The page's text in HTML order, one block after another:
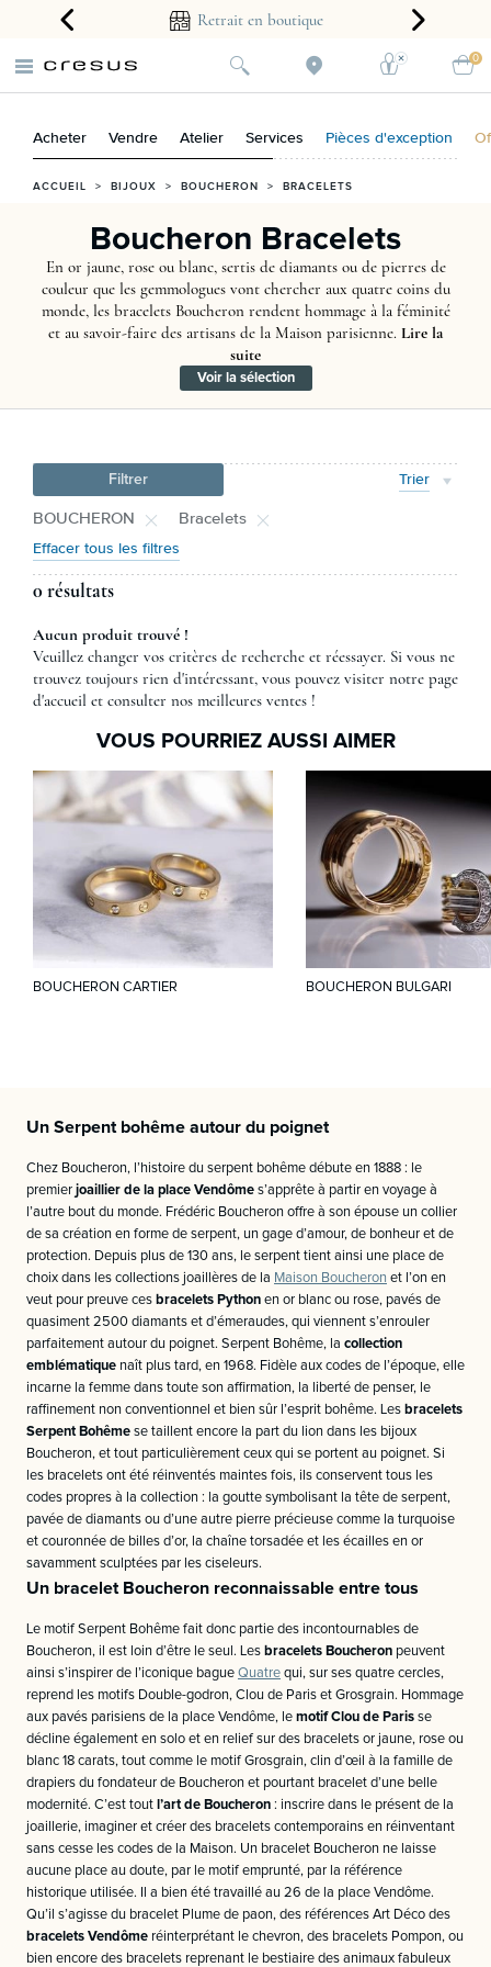
2 ans Retrait en boutique
0
Acheter Vendre Atelier Services Pièces d'exception
ACCUEIL > BIJOUX > BOUCHERON > BRACELETS
Boucheron Bracelets
En or jaune, rose ou blanc, sertis de diamants ou de pierres de
couleur que les gemmologues vont chercher aux quatre coins du
monde, les bracelets Boucheron rendent hommage à la féminité
et au savoir-faire des artisans de la Maison parisienne. Lire la
suite
Voir la sélection
Filtrer Trier
BOUCHERON Bracelets
Effacer tous les filtres
0 résultats
Aucun produit trouvé !
Veuillez changer vos critères de recherche et réessayer. Si vous ne
trouvez toujours rien d'intéressant, vous pouvez visiter notre page
d'accueil et consulter nos meilleures ventes !
VOUS POURRIEZ AUSSI AIMER
BOUCHERON CARTIER BOUCHERON BULGARI
Un Serpent bohême autour du poignet
Chez Boucheron, l’histoire du serpent bohême débute en 1888 : le
premier joaillier de la place Vendôme s’apprête à partir en voyage à
l’autre bout du monde. Frédéric Boucheron offre à son épouse un collier
de sa création en forme de serpent, un gage d’amour, de bonheur et de
protection. Depuis plus de 130 ans, le serpent tient ainsi une place de
choix dans les collections joaillères de la Maison Boucheron et l’on en
veut pour preuve ces bracelets Python en or blanc ou rose, pavés de
quasiment 2500 diamants et d’émeraudes, qui viennent s’enrouler
parfaitement autour du poignet. Serpent Bohême, la collection
emblématique naît plus tard, en 1968. Fidèle aux codes de l’époque, elle
incarne la femme dans toute son affirmation, la liberté de penser, le
raffinement non conventionnel et bien sûr l’esprit bohême. Les bracelets
Serpent Bohême se taillent encore la part du lion dans les bijoux
Boucheron, et tout particulièrement ceux qui se portent au poignet. Si
les bracelets ont été réinventés maintes fois, ils conservent tous les
codes propres à la collection : la goutte symbolisant la tête de serpent,
pavée de diamants ou d’une autre pierre précieuse comme la turquoise
et couronnée de billes d’or, la chaîne torsadée et les écailles en or
savamment sculptées par les ciseleurs.
Un bracelet Boucheron reconnaissable entre tous
Le motif Serpent Bohême fait donc partie des incontournables de
Boucheron, il est loin d’être le seul. Les bracelets Boucheron peuvent
ainsi s’inspirer de l’iconique bague Quatre qui, sur ses quatre cercles,
reprend les motifs Double-godron, Clou de Paris et Grosgrain. Hommage
aux pavés parisiens de la place Vendôme, le motif Clou de Paris se
décline également en solo et en relief sur des bracelets or jaune, rose ou
blanc 18 carats, tout comme le motif Grosgrain, clin d’œil à la famille de
drapiers du fondateur de Boucheron et pourtant bracelet d’une belle
modernité. C’est tout l’art de Boucheron : inscrire dans le présent de la
joaillerie, imaginer et créer des bracelets contemporains en réinventant
sans cesse les codes de la Maison. Un bracelet Boucheron ne laisse
aucune place au doute, par le motif emprunté, par la référence
historique utilisée. Il a bien été travaillé au 26 de la place Vendôme.
Qu’il s’agisse du bracelet Plume de paon, des références Art Déco des
bracelets Vendôme réinterprétant le chevron, des bracelets Pompon, ou
bien encore des bracelets reprenant le bestiaire des animaux fabuleux